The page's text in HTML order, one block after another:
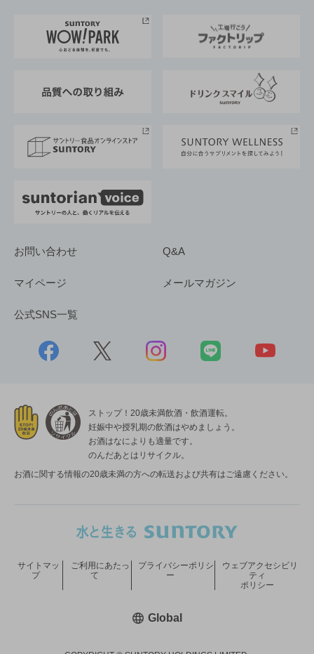
地域情報
サントリーサンバーズ大阪
サントリーが考えるサステナビリティ経営
企業概要
採用情報
お問い合わせ Q&A
マイページ メールマガジン
公式SNS一覧
ストップ！20歳未満飲酒・飲酒運転。
妊娠中や授乳期の飲酒はやめましょう。
お酒はなによりも適量です。
のんだあとはリサイクル。
お酒に関する情報の20歳未満の方への転送および共有はご遠慮ください。
サイトマッ
プ
ご利用にあたっ
て
プライバシーポリシ
ー
ウェブアクセシビリ
ティ
ポリシー
Global新しいウィンドウで開く